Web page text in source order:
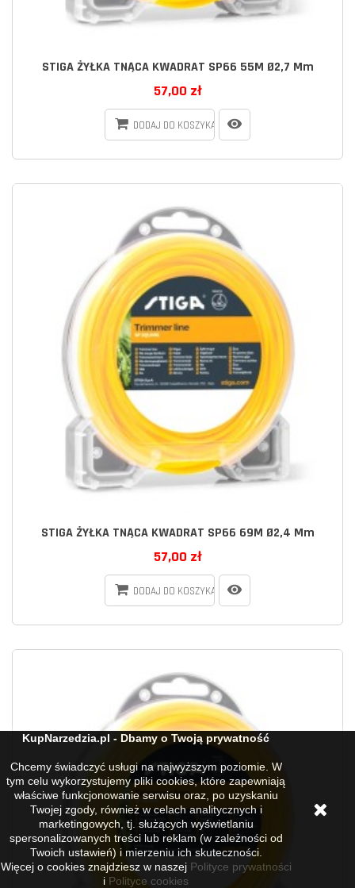
STIGA ŻYŁKA TNĄCA KWADRAT SP66 55M Ø2,7 Mm
57,00 zł
DODAJ DO KOSZYKA
STIGA ŻYŁKA TNĄCA KWADRAT SP66 69M Ø2,4 Mm
57,00 zł
DODAJ DO KOSZYKA
KupNarzedzia.pl - Dbamy o Twoją prywatność
Chcemy świadczyć usługi na najwyższym poziomie. W
tym celu wykorzystujemy pliki cookies, które zapewniają
właściwe funkcjonowanie serwisu oraz, po uzyskaniu
Twojej zgody, również w celach analitycznych i
marketingowych, tj. służących wyświetlaniu
spersonalizowanych treści lub reklam (w zależności od
Twoich ustawień) i mierzeniu ich skuteczności.
Więcej o cookies znajdziesz w naszej Polityce prywatności
i Polityce cookies